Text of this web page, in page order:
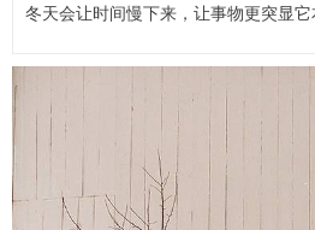
冬天会让时间慢下来，让事物更突显它